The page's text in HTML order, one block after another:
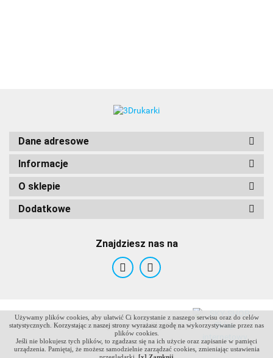
Używamy plików cookies, aby ułatwić Ci korzystanie z naszego serwisu oraz do celów
statystycznych. Korzystając z naszej strony wyrażasz zgodę na wykorzystywanie przez nas
plików cookies.
Jeśli nie blokujesz tych plików, to zgadzasz się na ich użycie oraz zapisanie w pamięci
urządzenia. Pamiętaj, że możesz samodzielnie zarządzać cookies, zmieniając ustawienia
ANTCLABS
Dane adresowe
Informacje
O sklepie
Dodatkowe
Znajdziesz nas na
Sklep internetowy na oprogramowaniu Sky-Shop.pl